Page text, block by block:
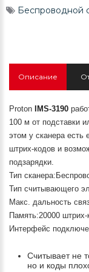
Беспроводной
Описание
Proton IMS-3190
100 м от подставки
этом у сканера
штрих-кодов и
подзарядки.
Тип
Тип считывающего
Макс. дальность
Память:20000 штрих-
Интерфейс
Считывает не
но и коды